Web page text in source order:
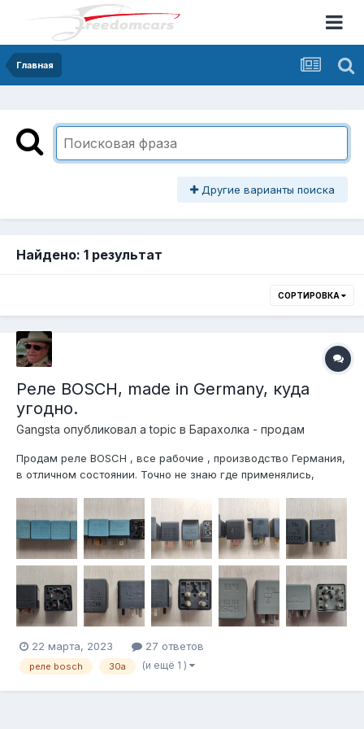
Главная
Другие варианты поиска
Найдено: 1 результат
СОРТИРОВКА
Реле BOSCH, made in Germany, куда
угодно.
Gangsta опубликовал a topic в Барахолка - продам
Продам реле BOSCH , все рабочие , производство Германия,
в отличном состоянии. Точно не знаю где применялись,
фантазией где угодно. Смотрите на фото номера и схемы
внутренней развя...
22 марта, 2023 27 ответов
реле bosch 30а (и ещё 1 )